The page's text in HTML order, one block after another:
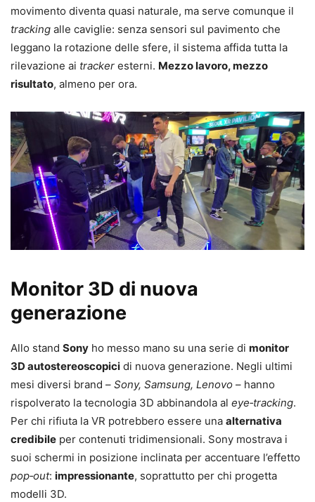
movimento diventa quasi naturale, ma serve comunque il
tracking alle caviglie: senza sensori sul pavimento che
leggano la rotazione delle sfere, il sistema affida tutta la
rilevazione ai tracker esterni. Mezzo lavoro, mezzo
risultato, almeno per ora.
Monitor 3D di nuova
generazione
Allo stand Sony ho messo mano su una serie di monitor
3D autostereoscopici di nuova generazione. Negli ultimi
mesi diversi brand – Sony, Samsung, Lenovo – hanno
rispolverato la tecnologia 3D abbinandola al eye‑tracking.
Per chi rifiuta la VR potrebbero essere una alternativa
credibile per contenuti tridimensionali. Sony mostrava i
suoi schermi in posizione inclinata per accentuare l’effetto
pop‑out: impressionante, soprattutto per chi progetta
modelli 3D.